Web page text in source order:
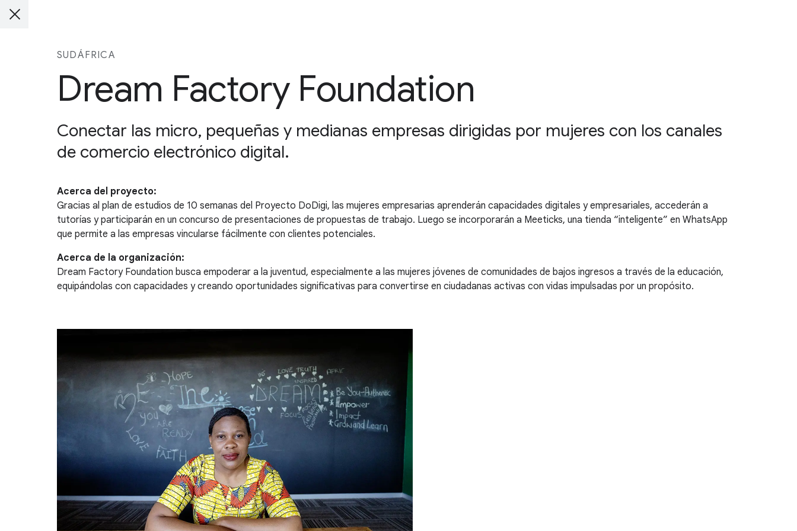
SUDÁFRICA
Dream Factory Foundation
Conectar las micro, pequeñas y medianas empresas dirigidas por mujeres con los canales
de comercio electrónico digital.
Acerca del proyecto:
Gracias al plan de estudios de 10 semanas del Proyecto DoDigi, las mujeres empresarias aprenderán capacidades digitales y empresariales, accederán a
tutorías y participarán en un concurso de presentaciones de propuestas de trabajo. Luego se incorporarán a Meeticks, una tienda “inteligente” en WhatsApp
que permite a las empresas vincularse fácilmente con clientes potenciales.
Acerca de la organización:
Dream Factory Foundation busca empoderar a la juventud, especialmente a las mujeres jóvenes de comunidades de bajos ingresos a través de la educación,
equipándolas con capacidades y creando oportunidades significativas para convertirse en ciudadanas activas con vidas impulsadas por un propósito.